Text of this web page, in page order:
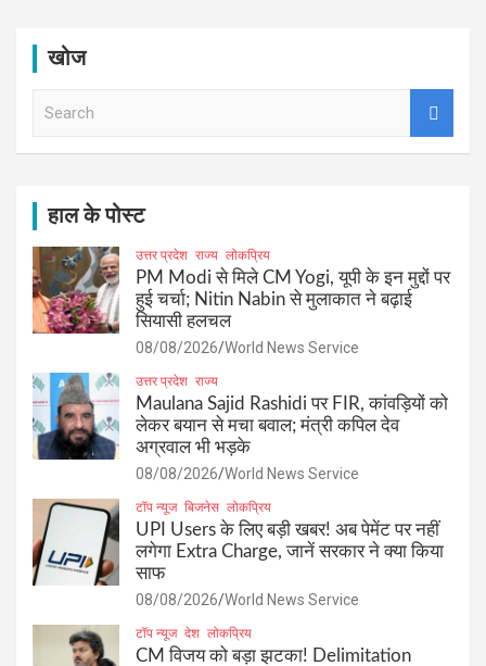
खोज
हाल के पोस्ट
उत्तर प्रदेश राज्य लोकप्रिय
PM Modi से मिले CM Yogi, यूपी के इन मुद्दों पर
हुई चर्चा; Nitin Nabin से मुलाकात ने बढ़ाई
सियासी हलचल
08/08/2026 World News Service
उत्तर प्रदेश राज्य
Maulana Sajid Rashidi पर FIR, कांवड़ियों को
लेकर बयान से मचा बवाल; मंत्री कपिल देव
अग्रवाल भी भड़के
08/08/2026 World News Service
टॉप न्यूज बिजनेस लोकप्रिय
UPI Users के लिए बड़ी खबर! अब पेमेंट पर नहीं
लगेगा Extra Charge, जानें सरकार ने क्या किया
साफ
08/08/2026 World News Service
टॉप न्यूज देश लोकप्रिय
CM विजय को बड़ा झटका! Delimitation